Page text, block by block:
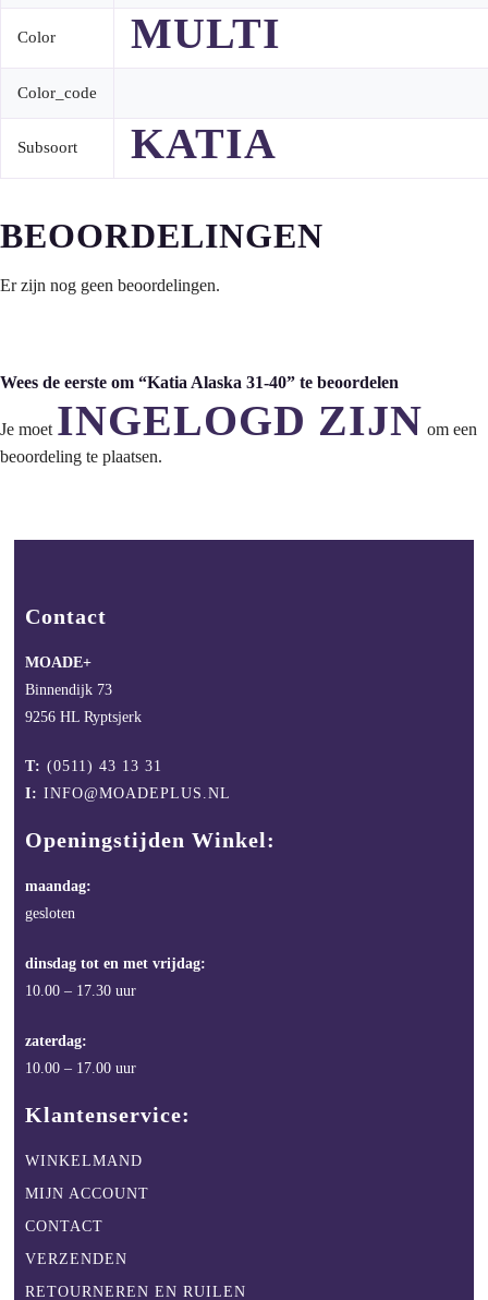
Color MULTI
Color_code
Subsoort KATIA
BEOORDELINGEN
Er zijn nog geen beoordelingen.
Wees de eerste om “Katia Alaska 31-40” te beoordelen
Je moet INGELOGD ZIJN om een
beoordeling te plaatsen.
Contact
MOADE+
Binnendijk 73
9256 HL Ryptsjerk
T:(0511) 43 13 31
I:INFO@MOADEPLUS.NL
Openingstijden Winkel:
maandag:
gesloten
dinsdag tot en met vrijdag:
10.00 – 17.30 uur
zaterdag:
10.00 – 17.00 uur
Klantenservice:
WINKELMAND
MIJN ACCOUNT
CONTACT
VERZENDEN
RETOURNEREN EN RUILEN